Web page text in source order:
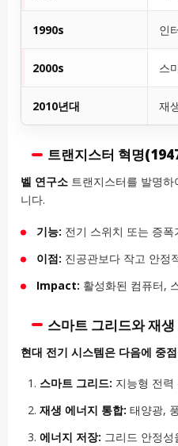
1990s 인
2000s 스
2010년대 재
트랜지스터 혁명
벨 연구소 트랜지스터를 발명
니다.
기능: 전기 스위치 또는 증폭
이점: 진공관보다 작고 안정
Impact: 활성화된 컴퓨터,
스마트 그리드와 재
현대 전기 시스템은 다음에 중
스마트 그리드: 지능형 전력
재생 에너지 통합: 태양광,
에너지 저장: 그리드 안정성